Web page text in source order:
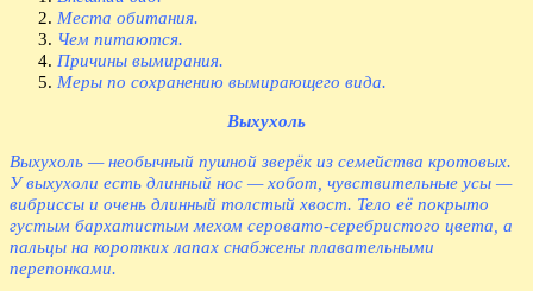
Места обитания.
Чем питаются.
Причины вымирания.
Меры по сохранению вымирающего вида.
Выхухоль
Выхухоль — необычный пушной зверёк из семейства кротовых.
У выхухоли есть длинный нос — хобот, чувствительные усы —
вибриссы и очень длинный толстый хвост. Тело её покрыто
густым бархатистым мехом серовато-серебристого цвета, а
пальцы на коротких лапах снабжены плавательными
перепонками.